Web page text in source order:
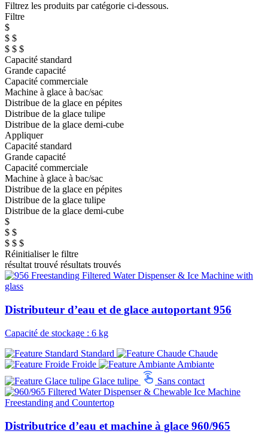
Filtrez les produits par catégorie ci-dessous.
Filtre
$
$ $
$ $ $
Capacité standard
Grande capacité
Capacité commerciale
Machine à glace à bac/sac
Distribue de la glace en pépites
Distribue de la glace tulipe
Distribue de la glace demi-cube
Appliquer
Capacité standard
Grande capacité
Capacité commerciale
Machine à glace à bac/sac
Distribue de la glace en pépites
Distribue de la glace tulipe
Distribue de la glace demi-cube
$
$ $
$ $ $
Réinitialiser le filtre
résultat trouvé résultats trouvés
Distributeur d’eau et de glace autoportant 956
Capacité de stockage : 6 kg
Standard
Chaude
Froide
Ambiante
Glace tulipe
Sans contact
Distributrice d’eau et machine à glace 960/965